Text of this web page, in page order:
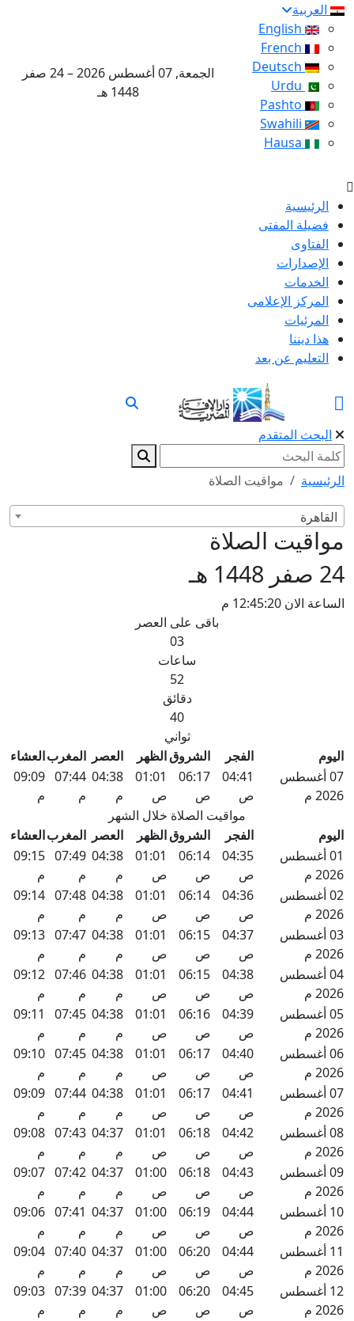
العربية
الجمعة, 07 أغسطس 2026 – 24 صفر
1448 هـ
الرئيسية
فضيلة المفتى
الفتاوى
الإصدارات
الخدمات
المركز الإعلامى
المرئيات
هذا ديننا
التعليم عن بعد
البحث المتقدم
الرئيسية مواقيت الصلاة
القاهرة
مواقيت الصلاة
24 صفر 1448 هـ
الساعة الان 12:45:21 م
باقى على العصر
03
ساعات
52
دقائق
40
ثواني
اليوم
الفجر الشروقالظهر العصر المغربالعشاء
07 أغسطس
2026 م
04:41
ص
06:17
ص
01:01
ص
04:38
م
07:44
م
09:09
م
مواقيت الصلاة خلال الشهر
اليوم
الفجر الشروقالظهر العصر المغربالعشاء
01 أغسطس
2026 م
04:35
ص
06:14
ص
01:01
ص
04:38
م
07:49
م
09:15
م
02 أغسطس
2026 م
04:36
ص
06:14
ص
01:01
ص
04:38
م
07:48
م
09:14
م
03 أغسطس
2026 م
04:37
ص
06:15
ص
01:01
ص
04:38
م
07:47
م
09:13
م
04 أغسطس
2026 م
04:38
ص
06:15
ص
01:01
ص
04:38
م
07:46
م
09:12
م
05 أغسطس
2026 م
04:39
ص
06:16
ص
01:01
ص
04:38
م
07:45
م
09:11
م
06 أغسطس
2026 م
04:40
ص
06:17
ص
01:01
ص
04:38
م
07:45
م
09:10
م
07 أغسطس
2026 م
04:41
ص
06:17
ص
01:01
ص
04:38
م
07:44
م
09:09
م
08 أغسطس
2026 م
04:42
ص
06:18
ص
01:01
ص
04:37
م
07:43
م
09:08
م
09 أغسطس
2026 م
04:43
ص
06:18
ص
01:00
ص
04:37
م
07:42
م
09:07
م
10 أغسطس
2026 م
04:44
ص
06:19
ص
01:00
ص
04:37
م
07:41
م
09:06
م
11 أغسطس
2026 م
04:44
ص
06:20
ص
01:00
ص
04:37
م
07:40
م
09:04
م
12 أغسطس
2026 م
04:45
ص
06:20
ص
01:00
ص
04:37
م
07:39
م
09:03
م